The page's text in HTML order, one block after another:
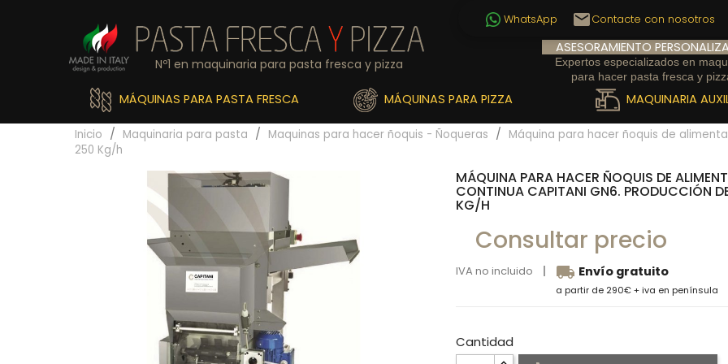
WhatsApp emailContacte con nosotros
Nº1 en maquinaria para pasta fresca y pizza
ASESORAMIENTO
Expertos especializados en
para hacer pasta fresca y
MÁQUINAS PARA PASTA FRESCA MÁQUINAS PARA PIZZA MAQUINARIA
Inicio Maquinaria para pasta Maquinas para hacer ñoquis - Ñoqueras
Máquina para hacer ñoquis de
250 Kg/h
MÁQUINA PARA HACER ÑOQUIS DE
CONTINUA CAPITANI GN6. PRODUCCIÓN
KG/H
Consultar precio
IVA no incluido local_shipping Envío gratuito
a partir de 290€ + iva en península
Cantidad